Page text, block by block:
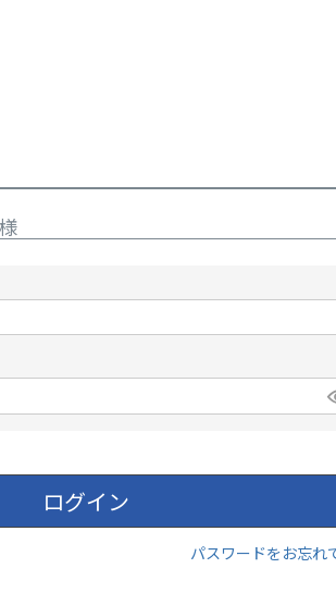
ログイン
パスワードをお忘れ